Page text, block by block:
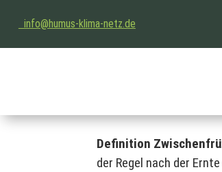
info@humus-klima-netz.de
Definition
der Regel nach der